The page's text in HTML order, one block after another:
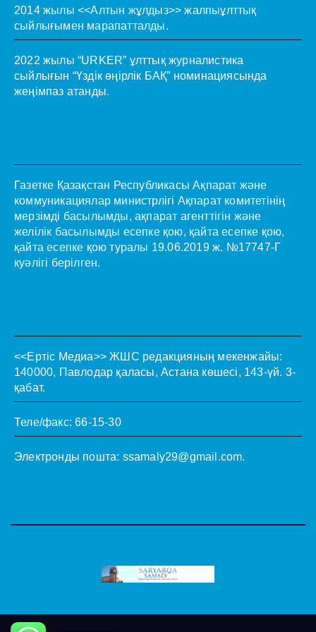
2014 жылы <<Алтын жұлдыз>> жалпыұлттық
сыйлығымен марапатталды.
2022 жылы “URKER” ұлттық журналистика
сыйлығын “Үздік өңірлік БАҚ” номинациясында
жеңімпаз атанды.
Газетке Қазақстан Республикасы Ақпарат және
коммуникациялар министрлігі Ақпарат комитетінің
мерзімді басылымды, ақпарат агенттігін және
желілік басылымды есепке қою, қайта есепке қою,
қайта есепке қою туралы 19.06.2019 ж. №17747-Г
куәлігі берілген.
<<Ертіс Медиа>> ЖШС редакцияның мекенжайы:
140000, Павлодар қаласы, Астана көшесі, 143-үй. 3-
қабат.
Теле/факс: 66-15-30
Электронды пошта: ssamaly29@gmail.com.